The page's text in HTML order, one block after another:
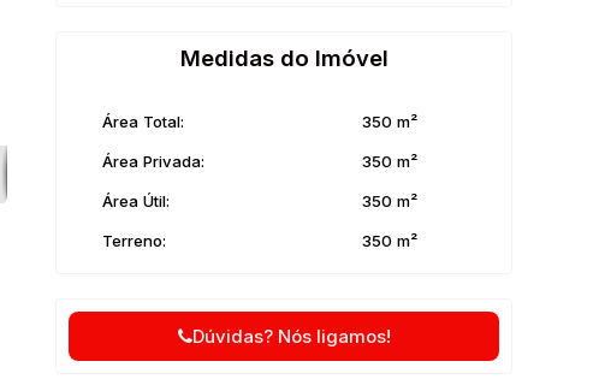
Medidas do Imóvel
Área Total: 350 m²
Área Privada: 350 m²
Área Útil: 350 m²
Terreno: 350 m²
Dúvidas? Nós ligamos!